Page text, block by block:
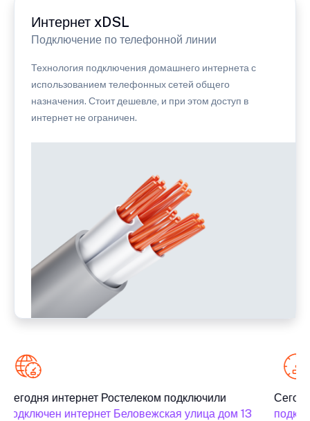
Интернет xDSL
Подключение по телефонной линии
Технология подключения домашнего интернета с
использованием телефонных сетей общего
назначения. Стоит дешевле, и при этом доступ в
интернет не ограничен.
Сегодня интернет Ростелеком подключили
подключен интернет Беловежская улица дом 13